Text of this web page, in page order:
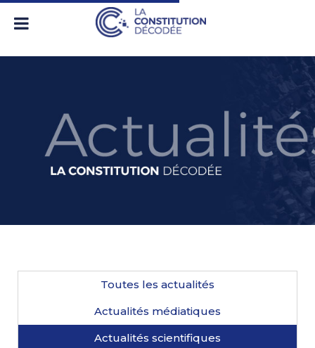
Toutes les actualités
Actualités médiatiques
Actualités scientifiques